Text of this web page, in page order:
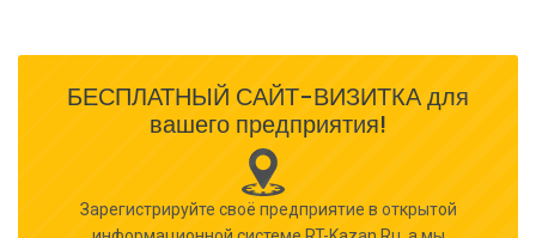
БЕСПЛАТНЫЙ САЙТ-ВИЗИТКА для
вашего предприятия!
Зарегистрируйте своё предприятие в открытой